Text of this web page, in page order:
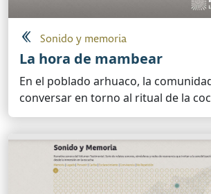
Sonido y memoria
La hora de mambear
En el poblado arhuaco, la
conversar en torno al ritual de la